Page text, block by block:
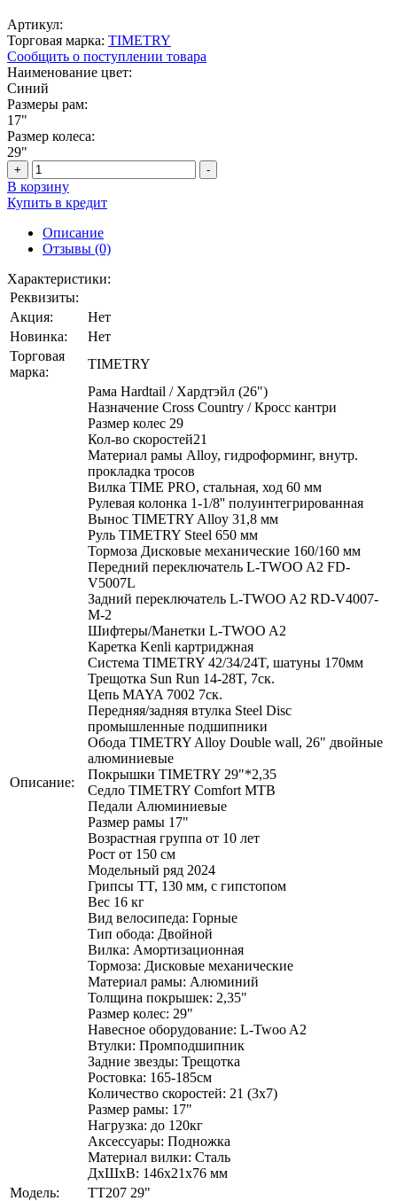
Артикул:
Торговая марка: TIMETRY
Сообщить о поступлении товара
Наименование цвет:
Синий
Размеры рам:
17"
Размер колеса:
29"
+ -
В корзину
Купить в кредит
Описание
Отзывы (0)
Характеристики:
Реквизиты:
Акция:
Нет
Новинка:
Нет
Торговая
марка:
TIMETRY
Описание:
Рама Hardtail / Хардтэйл (26")
Назначение Cross Country / Кросс кантри
Размер колес 29
Кол-во скоростей21
Материал рамы Alloy, гидроформинг, внутр.
прокладка тросов
Вилка TIME PRO, стальная, ход 60 мм
Рулевая колонка 1-1/8'' полуинтегрированная
Вынос TIMETRY Alloy 31,8 мм
Руль TIMETRY Steel 650 мм
Тормоза Дисковые механические 160/160 мм
Передний переключатель L-TWOO A2 FD-
V5007L
Задний переключатель L-TWOO A2 RD-V4007-
M-2
Шифтеры/Манетки L-TWOO A2
Каретка Kenli картриджная
Система TIMETRY 42/34/24T, шатуны 170мм
Трещотка Sun Run 14-28T, 7ск.
Цепь MAYA 7002 7ск.
Передняя/задняя втулка Steel Disc
промышленные подшипники
Обода TIMETRY Alloy Double wall, 26" двойные
алюминиевые
Покрышки TIMETRY 29"*2,35
Седло TIMETRY Comfort MTB
Педали Алюминиевые
Размер рамы 17"
Возрастная группа от 10 лет
Рост от 150 см
Модельный ряд 2024
Грипсы TT, 130 мм, с гипстопом
Вес 16 кг
Вид велосипеда: Горные
Тип обода: Двойной
Вилка: Амортизационная
Тормоза: Дисковые механические
Материал рамы: Алюминий
Толщина покрышек: 2,35"
Размер колес: 29"
Навесное оборудование: L-Twoo A2
Втулки: Промподшипник
Задние звезды: Трещотка
Ростовка: 165-185см
Количество скоростей: 21 (3х7)
Размер рамы: 17"
Нагрузка: до 120кг
Аксессуары: Подножка
Материал вилки: Сталь
ДxШxВ: 146x21x76 мм
Модель:
TT207 29"